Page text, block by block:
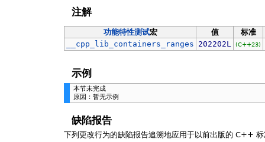
注解
功能特性测试宏 值
标准
__cpp_lib_containers_ranges 202202L (C++23)
示例
本节未完成
原因：暂无示例
缺陷报告
下列更改行为的缺陷报告追溯地应用于以前出版的 C++